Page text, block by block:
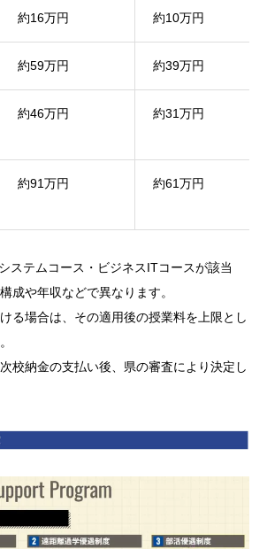
ーポリシー
約16万円 約10万円
約59万円 約39万円
約46万円 約31万円
約91万円 約61万円
テムコース・ビジネスITコースが該当
成や年収などで異なります。
る場合は、その適用後の授業料を上限とし
校納金の支払い後、県の審査により決定し